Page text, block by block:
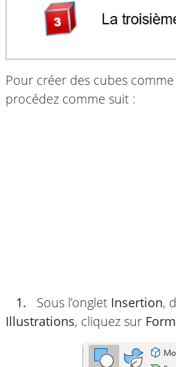
Pour créer des cubes
procédez comme suit :
1. Sous l’onglet Insertion,
Illustrations, cliquez sur